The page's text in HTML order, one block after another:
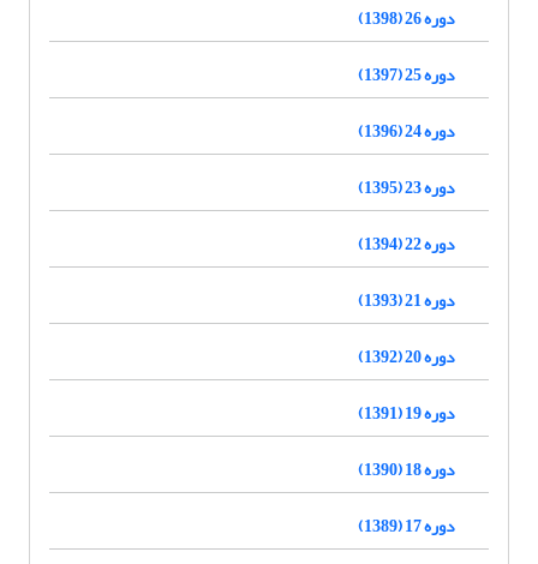
دوره 26 (1398)
دوره 25 (1397)
دوره 24 (1396)
دوره 23 (1395)
دوره 22 (1394)
دوره 21 (1393)
دوره 20 (1392)
دوره 19 (1391)
دوره 18 (1390)
دوره 17 (1389)